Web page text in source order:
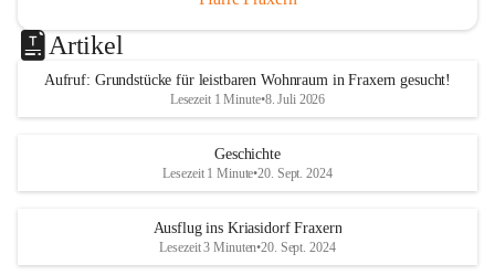
Artikel
Aufruf: Grundstücke für leistbaren Wohnraum in Fraxern gesucht!
Lesezeit 1 Minute•8. Juli 2026
Geschichte
Lesezeit 1 Minute•20. Sept. 2024
Ausflug ins Kriasidorf Fraxern
Lesezeit 3 Minuten•20. Sept. 2024